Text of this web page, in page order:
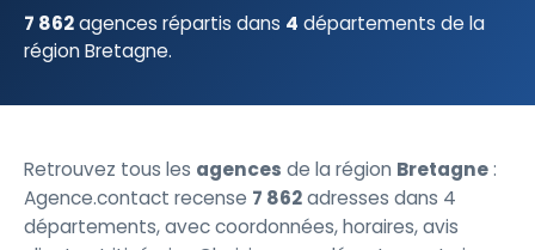
7 862agences répartis dans 4 départements de la
région Bretagne.
Retrouvez tous les agences de la région Bretagne:
Agence.contact recense 7 862adresses dans 4
départements, avec coordonnées, horaires, avis